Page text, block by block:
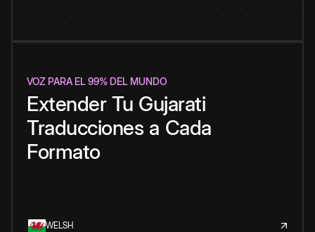
VOZ PARA EL 99% DEL MUNDO
Extender Tu Gujarati
Traducciones a Cada
Formato
WELSH